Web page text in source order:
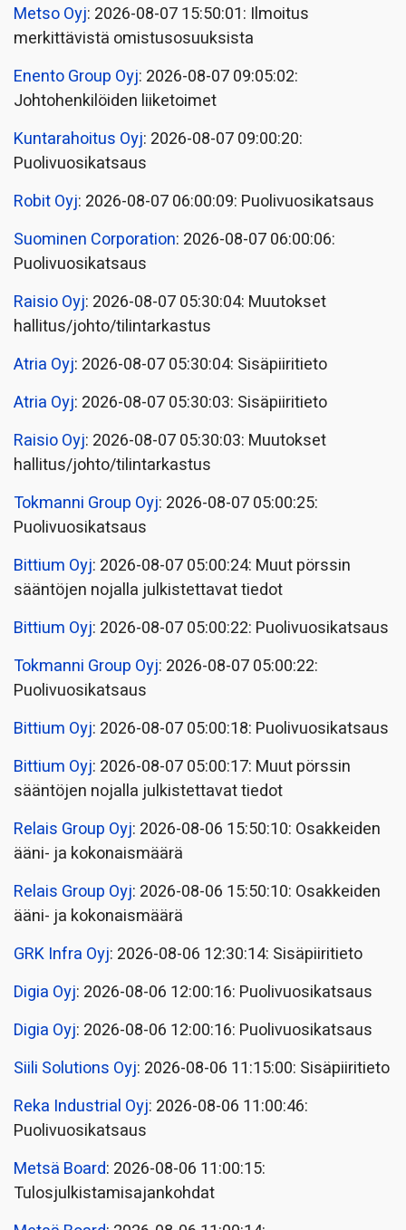
Metso Oyj: 2026-08-07 15:50:01: Ilmoitus
merkittävistä omistusosuuksista
Enento Group Oyj: 2026-08-07 09:05:02:
Johtohenkilöiden liiketoimet
Kuntarahoitus Oyj: 2026-08-07 09:00:20:
Puolivuosikatsaus
Robit Oyj: 2026-08-07 06:00:09: Puolivuosikatsaus
Suominen Corporation: 2026-08-07 06:00:06:
Puolivuosikatsaus
Raisio Oyj: 2026-08-07 05:30:04: Muutokset
hallitus/johto/tilintarkastus
Atria Oyj: 2026-08-07 05:30:04: Sisäpiiritieto
Atria Oyj: 2026-08-07 05:30:03: Sisäpiiritieto
Raisio Oyj: 2026-08-07 05:30:03: Muutokset
hallitus/johto/tilintarkastus
Tokmanni Group Oyj: 2026-08-07 05:00:25:
Puolivuosikatsaus
Bittium Oyj: 2026-08-07 05:00:24: Muut pörssin
sääntöjen nojalla julkistettavat tiedot
Bittium Oyj: 2026-08-07 05:00:22: Puolivuosikatsaus
Tokmanni Group Oyj: 2026-08-07 05:00:22:
Puolivuosikatsaus
Bittium Oyj: 2026-08-07 05:00:18: Puolivuosikatsaus
Bittium Oyj: 2026-08-07 05:00:17: Muut pörssin
sääntöjen nojalla julkistettavat tiedot
Relais Group Oyj: 2026-08-06 15:50:10: Osakkeiden
ääni- ja kokonaismäärä
Relais Group Oyj: 2026-08-06 15:50:10: Osakkeiden
ääni- ja kokonaismäärä
GRK Infra Oyj: 2026-08-06 12:30:14: Sisäpiiritieto
Digia Oyj: 2026-08-06 12:00:16: Puolivuosikatsaus
Digia Oyj: 2026-08-06 12:00:16: Puolivuosikatsaus
Siili Solutions Oyj: 2026-08-06 11:15:00: Sisäpiiritieto
Reka Industrial Oyj: 2026-08-06 11:00:46:
Puolivuosikatsaus
Metsä Board: 2026-08-06 11:00:15:
Tulosjulkistamisajankohdat